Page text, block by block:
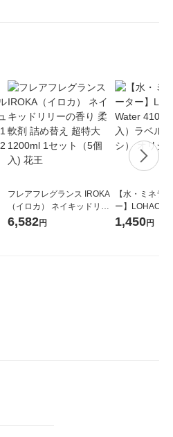
フレアフレグランス IROKA
（イロカ） ネイキッドリリ
ーの香り 柔軟剤 詰め替え 超
6,582円
【水・ミネラ
ー】LOHACO
1箱（20本入
1,450円